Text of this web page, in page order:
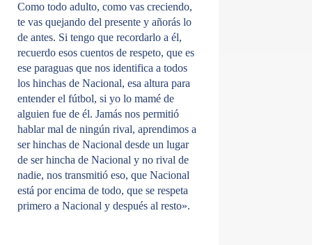
Como todo adulto, como vas creciendo,
te vas quejando del presente y añorás lo
de antes. Si tengo que recordarlo a él,
recuerdo esos cuentos de respeto, que es
ese paraguas que nos identifica a todos
los hinchas de Nacional, esa altura para
entender el fútbol, si yo lo mamé de
alguien fue de él. Jamás nos permitió
hablar mal de ningún rival, aprendimos a
ser hinchas de Nacional desde un lugar
de ser hincha de Nacional y no rival de
nadie, nos transmitió eso, que Nacional
está por encima de todo, que se respeta
primero a Nacional y después al resto».